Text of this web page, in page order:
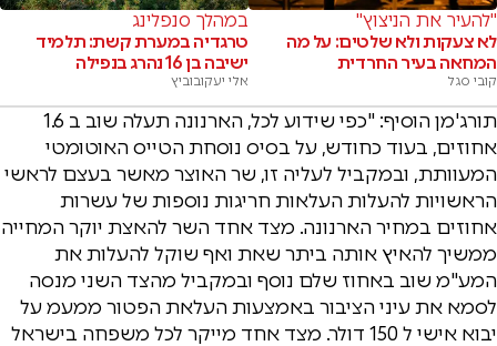
"להעיר את הניצוץ"
לא צעקות ולא שלטים: על מה
המחאה בעיר החרדית
קובי סגל
במהלך סנפלינג
טרגדיה במערת קשת: תלמיד
ישיבה בן 16 נהרג בנפילה
אלי יעקובוביץ
תורג'מן הוסיף: "כפי שידוע לכל, הארנונה תעלה שוב ב 1.6
אחוזים, בעוד כחודש, על בסיס נוסחת הטייס האוטומטי
המעוותת, ובמקביל לעליה זו, שר האוצר מאשר בעצם לראשי
הראשויות להעלות העלאות חריגות נוספות של עשרות
אחוזים במחיר הארנונה. מצד אחד השר להאצת יוקר המחייה
ממשיך להאיץ אותה ביתר שאת ואף שוקל להעלות את
המע"מ שוב באחוז שלם נוסף ובמקביל מהצד השני מנסה
לסמא את עיני הציבור באמצעות העלאת הפטור ממעמ על
יבוא אישי ל 150 דולר. מצד אחד מייקר לכל משפחה בישראל